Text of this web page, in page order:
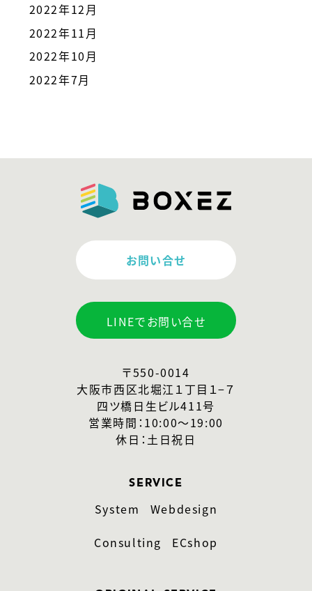
2022年12月
2022年11月
2022年10月
2022年7月
お問い合せ
LINEでお問い合せ
〒550-0014
大阪市西区北堀江１丁目１−７
四ツ橋日生ビル411号
営業時間：10:00〜19:00
休日：土日祝日
SERVICE
System
Webdesign
Consulting
ECshop